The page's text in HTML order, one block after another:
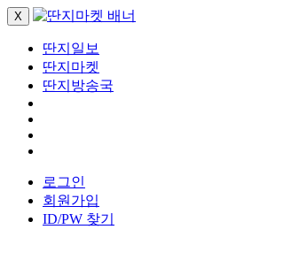
X
딴지일보
딴지마켓
딴지방송국
로그인
회원가입
ID/PW 찾기